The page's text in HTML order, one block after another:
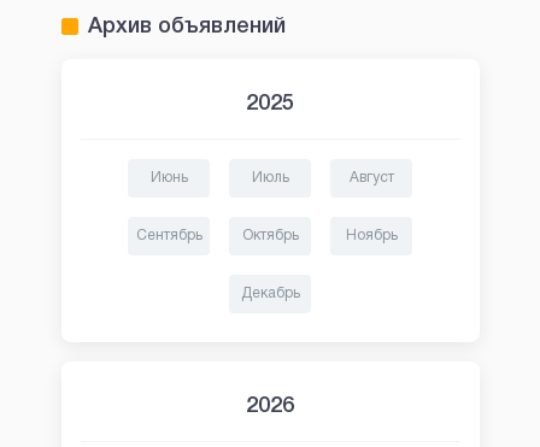
Архив объявлений
2025
Июнь Июль Август
Сентябрь Октябрь Ноябрь
Декабрь
2026